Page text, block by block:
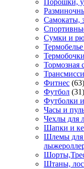
Порошки,
Самокаты,
Сумки и
Тормозная
Фитнес (63)
Футбол (31)
Футболки
Часы и
Чехлы для
Шапки и
Шлемы для
Штаны,